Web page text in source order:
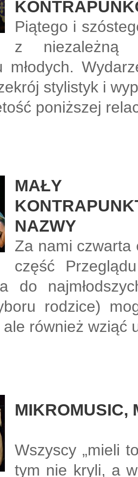
Piątego i
z niezależną
młodych.
stylistyk i
poniższej
MAŁY
NAZWY
Za nami czwarta
część
do
rodzice)
również wziąć
MIKROMUSIC,
Wszyscy „mieli
tym nie kryli, a